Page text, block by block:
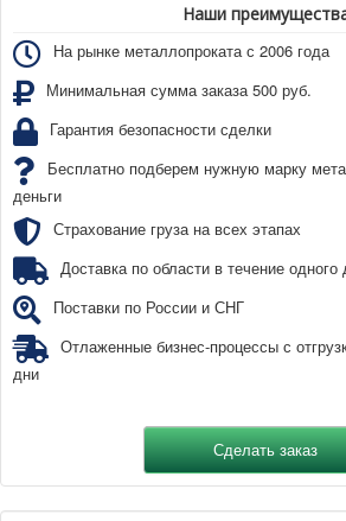
Наши
На рынке металлопроката с 2006 года
Минимальная сумма заказа 500 руб.
Гарантия безопасности сделки
Бесплатно подберем нужную марку
деньги
Страхование груза на всех этапах
Доставка по области в течение одного
Поставки по России и СНГ
Отлаженные бизнес-процессы с
дни